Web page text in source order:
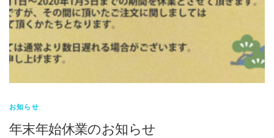
お知らせ
年末年始休業のお知らせ